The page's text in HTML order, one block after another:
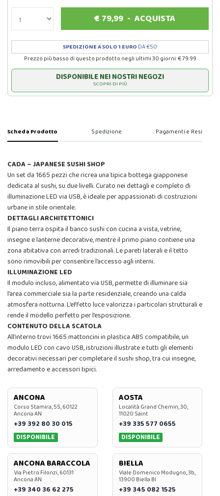
€ 79,99 -ACQUISTA
SPEDIZIONE A SOLO 1 EURO DA €50
Prezzo più basso di questo prodotto negli ultimi 30 giorni: € 79.99
DISPONIBILE NEI NOSTRI NEGOZI
SCOPRI DI PIÙ
Scheda Prodotto Spedizione Pagamenti e Resi
CADA – JAPANESE SUSHI SHOP
Un set da 1665 pezzi che ricrea una tipica bottega giapponese
dedicata al sushi, su due livelli. Curato nei dettagli e completo di
illuminazione LED via USB, è ideale per appassionati di costruzioni
urbane in stile orientale.
DETTAGLI ARCHITETTONICI
Il piano terra ospita il banco sushi con cucina a vista, vetrine,
insegne e lanterne decorative, mentre il primo piano contiene una
zona abitativa con arredi tradizionali. Le pareti laterali e il tetto
sono rimovibili per consentire l’accesso agli interni.
ILLUMINAZIONE LED
Il modulo incluso, alimentato via USB, permette di illuminare sia
l’area commerciale sia la parte residenziale, creando una calda
atmosfera notturna. L’effetto luce valorizza i particolari strutturali e
rende il modello perfetto per l’esposizione.
CONTENUTO DELLA SCATOLA
All’interno trovi 1665 mattoncini in plastica ABS compatibile, un
modulo LED con cavo USB, istruzioni illustrate e tutti gli elementi
decorativi necessari per completare il sushi shop, tra cui insegne,
arredamento e accessori tipici.
ANCONA
Corso Stamira, 55, 60122
Ancona AN
+39 392 80 30 015
DISPONIBILE
AOSTA
Località Grand Chemin, 30,
11020 Saint
+39 335 577 0655
DISPONIBILE
ANCONA BARACCOLA
Via Pietro Filonzi, 60131
Ancona AN
+39 340 36 62 275
BIELLA
Viale Domenico Modugno, 3b,
13900 Biella BI
+39 345 082 1525